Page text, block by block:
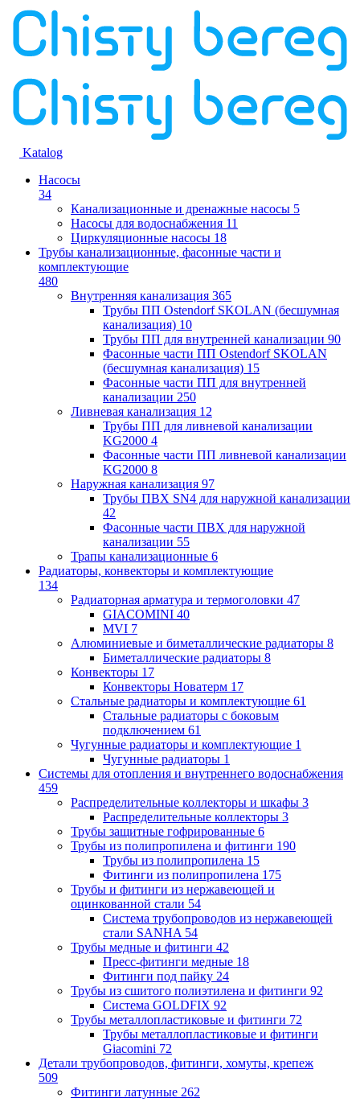
Katalog
Насосы
34
Канализационные и дренажные насосы 5
Насосы для водоснабжения 11
Циркуляционные насосы 18
Трубы канализационные, фасонные части и
комплектующие
480
Внутренняя канализация 365
Трубы ПП Ostendorf SKOLAN (бесшумная
канализация) 10
Трубы ПП для внутренней канализации 90
Фасонные части ПП Ostendorf SKOLAN
(бесшумная канализация) 15
Фасонные части ПП для внутренней
канализации 250
Ливневая канализация 12
Трубы ПП для ливневой канализации
KG2000 4
Фасонные части ПП ливневой канализации
KG2000 8
Наружная канализация 97
Трубы ПВХ SN4 для наружной канализации
42
Фасонные части ПВХ для наружной
канализации 55
Трапы канализационные 6
Радиаторы, конвекторы и комплектующие
134
Радиаторная арматура и термоголовки 47
GIACOMINI 40
MVI 7
Алюминиевые и биметаллические радиаторы 8
Биметаллические радиаторы 8
Конвекторы 17
Конвекторы Новатерм 17
Стальные радиаторы и комплектующие 61
Стальные радиаторы с боковым
подключением 61
Чугунные радиаторы и комплектующие 1
Чугунные радиаторы 1
Системы для отопления и внутреннего водоснабжения
459
Распределительные коллекторы и шкафы 3
Распределительные коллекторы 3
Трубы защитные гофрированные 6
Трубы из полипропилена и фитинги 190
Трубы из полипропилена 15
Фитинги из полипропилена 175
Трубы и фитинги из нержавеющей и
оцинкованной стали 54
Система трубопроводов из нержавеющей
стали SANHA 54
Трубы медные и фитинги 42
Пресс-фитинги медные 18
Фитинги под пайку 24
Трубы из сшитого полиэтилена и фитинги 92
Система GOLDFIX 92
Трубы металлопластиковые и фитинги 72
Трубы металлопластиковые и фитинги
Giacomini 72
Детали трубопроводов, фитинги, хомуты, крепеж
509
Фитинги латунные 262